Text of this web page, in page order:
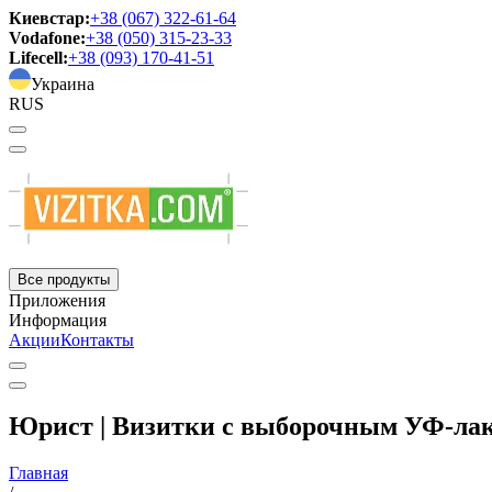
Киевстар:+38 (067) 322-61-64
Vodafone:+38 (050) 315-23-33
Lifecell:+38 (093) 170-41-51
Украина
RUS
Все продукты
Приложения
Информация
АкцииКонтакты
Юрист | Визитки с выборочным УФ-
Главная